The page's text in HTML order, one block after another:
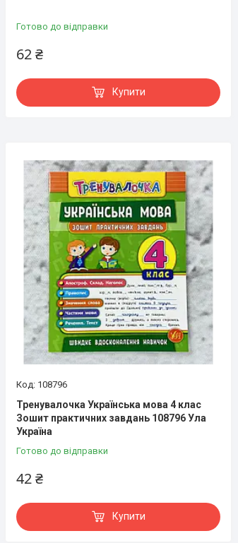
Готово до відправки
62 ₴
Купити
108796
Тренувалочка Українська мова 4 клас
Зошит практичних завдань 108796 Ула
Україна
Готово до відправки
42 ₴
Купити